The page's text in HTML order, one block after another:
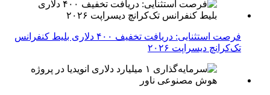
فرصت استثنایی: دریافت تخفیف ۴۰۰ دلاری بلیط کنفرانس
تک‌کرانچ دیسراپت ۲۰۲۶